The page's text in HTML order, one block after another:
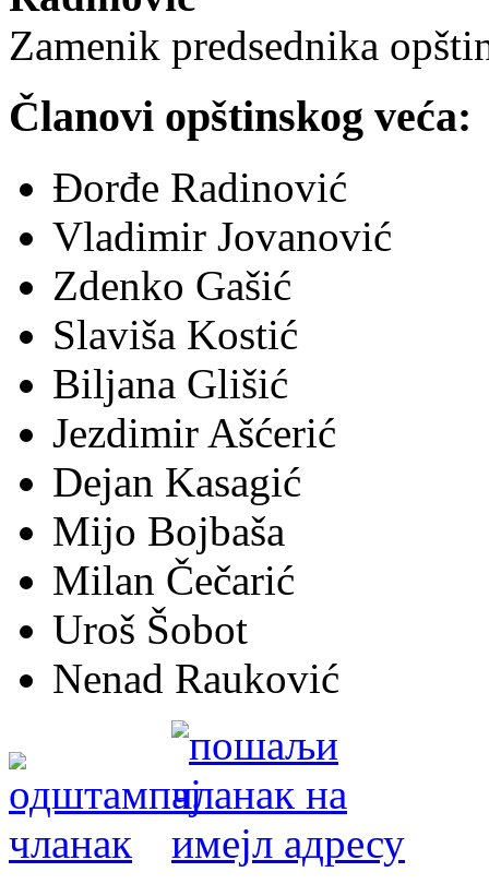
Zamenik predsednika
Članovi opštinskog veća:
Đorđe Radinović
Vladimir Jovanović
Zdenko Gašić
Slaviša Kostić
Biljana Glišić
Jezdimir Ašćerić
Dejan Kasagić
Mijo Bojbaša
Milan Čečarić
Uroš Šobot
Nenad Rauković